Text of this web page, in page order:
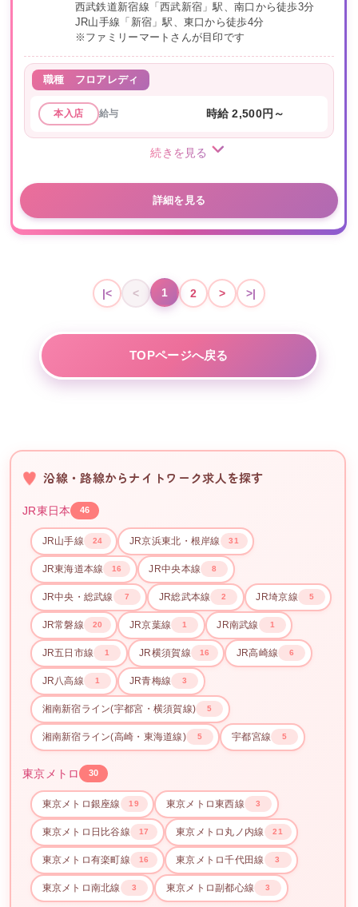
西武鉄道新宿線「西武新宿」駅、南口から徒歩3分
JR山手線「新宿」駅、東口から徒歩4分
※ファミリーマートさんが目印です
職種 フロアレディ
本入店 給与 時給 2,500円～
続きを見る
詳細を見る
|< < 1 2 > >|
TOPページへ戻る
沿線・路線からナイトワーク求人を探す
JR東日本 46
JR山手線 24 JR京浜東北・根岸線 31
JR東海道本線 16 JR中央本線 8
JR中央・総武線 7 JR総武本線 2 JR埼京線 5
JR常磐線 20 JR京葉線 1 JR南武線 1
JR五日市線 1 JR横須賀線 16 JR高崎線 6
JR八高線 1 JR青梅線 3
湘南新宿ライン(宇都宮・横須賀線) 5
湘南新宿ライン(高崎・東海道線) 5 宇都宮線 5
東京メトロ 30
東京メトロ銀座線 19 東京メトロ東西線 3
東京メトロ日比谷線 17 東京メトロ丸ノ内線 21
東京メトロ有楽町線 16 東京メトロ千代田線 3
東京メトロ南北線 3 東京メトロ副都心線 3